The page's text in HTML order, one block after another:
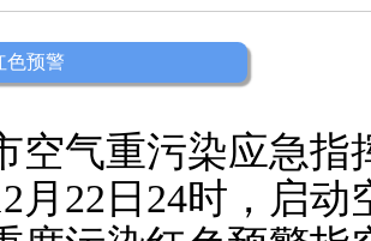
色预警
空气重污染应急指
月22日24时，启